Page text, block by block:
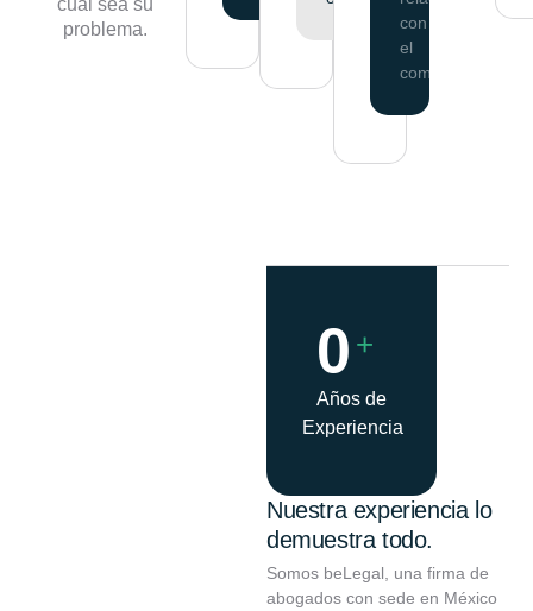
cual sea su
problema.
con
el
comercio.
Nuestra experiencia lo
demuestra todo.
Somos beLegal, una firma de
abogados con sede en México
0 +
Años de
Experiencia